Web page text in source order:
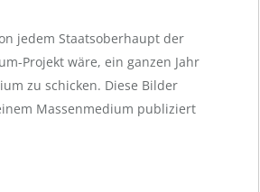
jedem Staatsoberhaupt der
Projekt wäre, ein ganzen Jahr
zu schicken. Diese Bilder
Massenmedium publiziert